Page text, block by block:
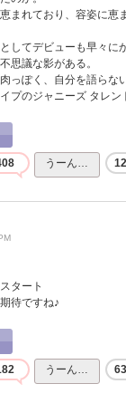
まれており、容姿に恵
してデビューも早々に
思議な影がある。
っぽく、自分を語らな
プのジャニーズ タレン
うーん…
タート
待ですね♪
うーん… 63